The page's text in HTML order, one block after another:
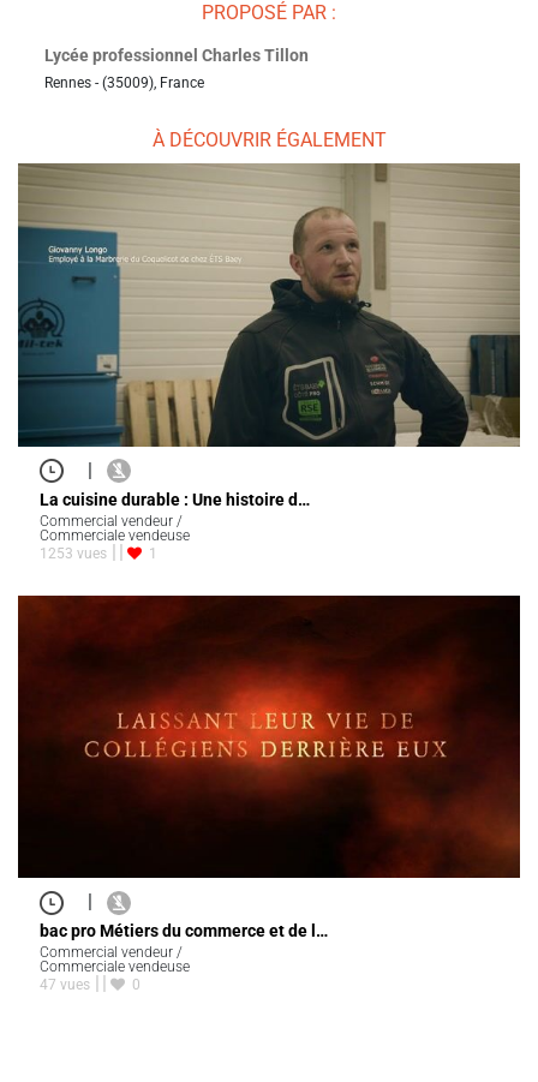
PROPOSÉ PAR :
Lycée professionnel Charles Tillon
Rennes - (35009), France
À DÉCOUVRIR ÉGALEMENT
|
La cuisine durable : Une histoire d…
Commercial vendeur /
Commerciale vendeuse
1253 vues
1
|
bac pro Métiers du commerce et de l…
Commercial vendeur /
Commerciale vendeuse
47 vues
0